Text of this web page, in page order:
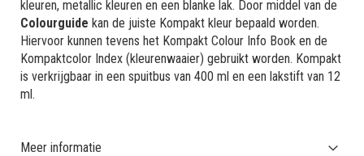
kleuren, metallic kleuren en een blanke lak. Door middel van de
Colourguide kan de juiste Kompakt kleur bepaald worden.
Hiervoor kunnen tevens het Kompakt Colour Info Book en de
Kompaktcolor Index (kleurenwaaier) gebruikt worden. Kompakt
is verkrijgbaar in een spuitbus van 400 ml en een lakstift van 12
ml.
Meer informatie